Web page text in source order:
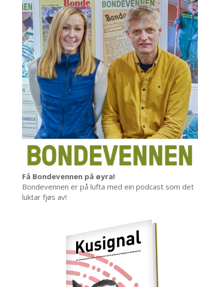
Få Bondevennen på øyra!
Bondevennen er på lufta med ein podcast som det
luktar fjøs av!